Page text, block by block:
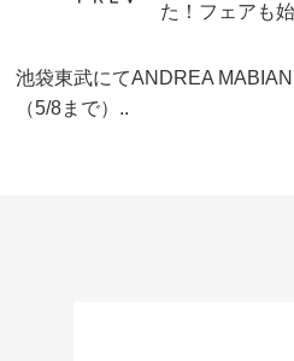
た！フェアも
池袋東武にてANDREA
（5/8まで）..